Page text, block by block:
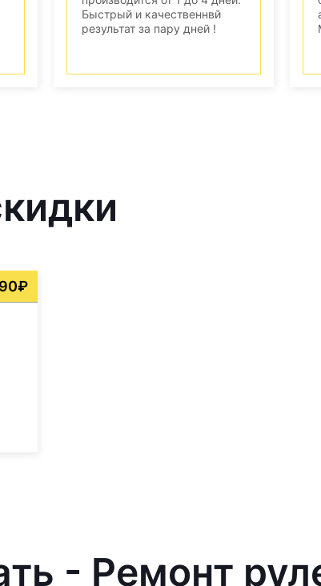
Быстрый и качественнвй
результат за пару дней !
- Ремонт